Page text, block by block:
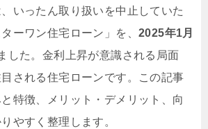
いったん取り扱いを中止していた
ーワン住宅ローン」を、 2025年1月
した。金利上昇が意識される局面
される住宅ローンです。この記事
特徴、メリット・デメリット、向
やすく整理します。